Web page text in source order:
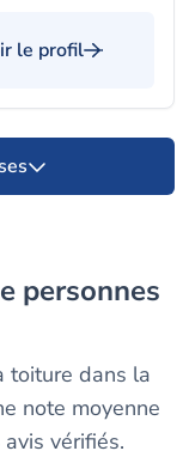
le profil
toiture dans la
note moyenne
vérifiés.